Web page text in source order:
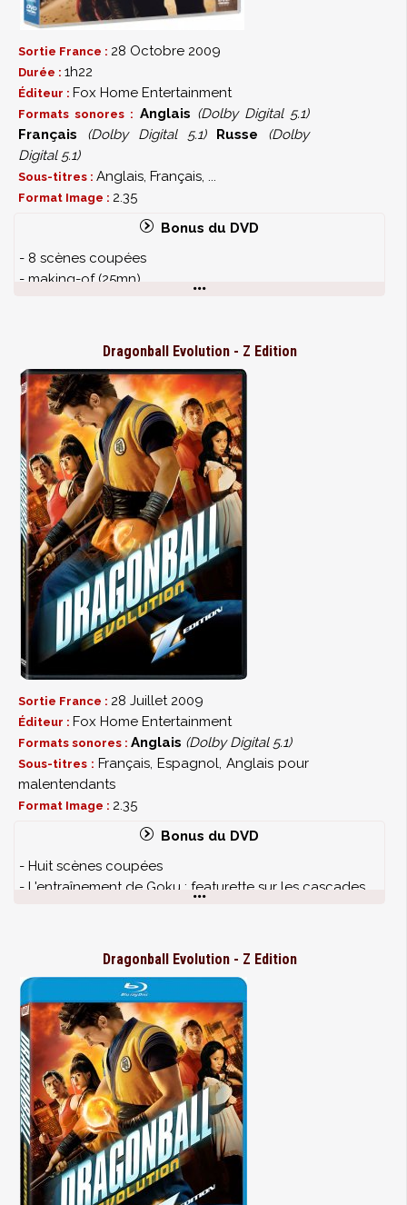
Sortie France : 28 Octobre 2009
Durée : 1h22
Éditeur : Fox Home Entertainment
Formats sonores : Anglais (Dolby Digital 5.1)
Français
(Dolby Digital 5.1) Russe
(Dolby
Digital 5.1)
Sous-titres : Anglais, Français, ...
Format Image : 2.35
Bonus du DVD
- 8 scènes coupées
- making-of (25mn)
Dragonball Evolution - Z Edition
Sortie France : 28 Juillet 2009
Éditeur : Fox Home Entertainment
Formats sonores : Anglais (Dolby Digital 5.1)
Sous-titres : Français, Espagnol, Anglais pour
malentendants
Format Image : 2.35
Bonus du DVD
- Huit scènes coupées
- L'entraînement de Goku : featurette sur les cascades
- Fox Movie Channel Presente : La vie après l'école
avec Justin Chatwin
- Le bêtisier de Dragonball Evolution
- Brian Anthony le clip deWorked Up
Dragonball Evolution - Z Edition